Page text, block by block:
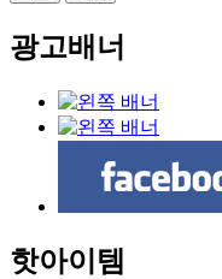
광고배너
핫아이템